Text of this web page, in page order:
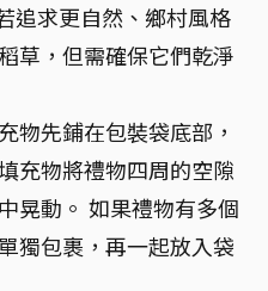
追求更自然、鄉村風格
草，但需確保它們乾淨
物先鋪在包裝袋底部，
充物將禮物四周的空隙
晃動。 如果禮物有多個
獨包裹，再一起放入袋